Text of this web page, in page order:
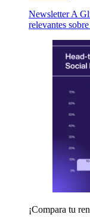
Newsletter A
relevantes
¡Compara tu